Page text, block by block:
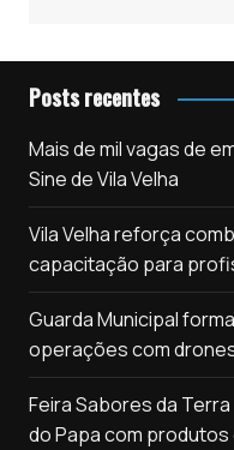
Posts recentes
Mais de mil vagas de
Sine de Vila Velha
Vila Velha reforça
capacitação para
Guarda Municipal
operações com
Feira Sabores da
do Papa com